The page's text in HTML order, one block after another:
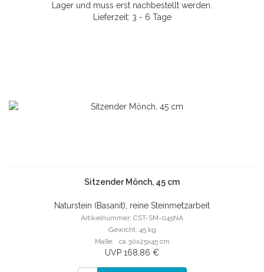
Lager und muss erst nachbestellt werden.
Lieferzeit: 3 - 6 Tage
Sitzender Mönch, 45 cm
Naturstein (Basanit), reine Steinmetzarbeit
Artikelnummer: CST-SM-045NA
Gewicht: 45 kg
Maße: ca.30x25x45 cm
UVP 168,86 €